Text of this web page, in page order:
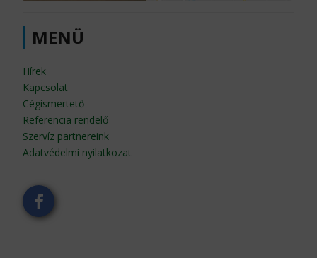
MENÜ
Hírek
Kapcsolat
Cégismertető
Referencia rendelő
Szervíz partnereink
Adatvédelmi nyilatkozat